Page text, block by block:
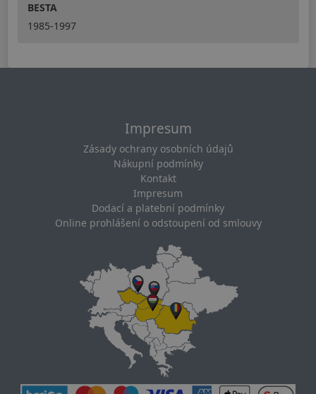
BESTA
1985-1997
Impresum
Zásady ochrany osobních údajů
Nákupní podmínky
Kontakt
Impresum
Dodací a platební podmínky
Online prohlášení o odstoupení od smlouvy